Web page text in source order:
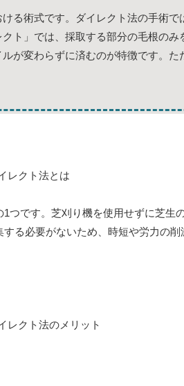
る術式です。ダイレクト法の手術
ト」では、採取する部分の毛根の
が変わらずに済むのが特徴です。
つです。芝刈り機を使用せずに芝生
る必要がないため、時短や労力の